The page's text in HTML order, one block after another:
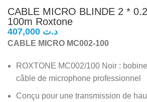
CABLE MICRO BLINDE 2 *
100m Roxtone
د.ت
CABLE MICRO MC002-100
ROXTONE MC002/100 Noir :
câble de microphone professionnel
Conçu pour une transmission de